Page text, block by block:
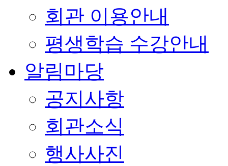
회관 이용안내
평생학습 수강안내
알림마당
공지사항
회관소식
행사사진